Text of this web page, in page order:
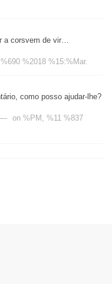
a corsvem de vir…
%2018 %15:%Mar.
como posso ajudar-lhe?
— on %PM, %11 %837